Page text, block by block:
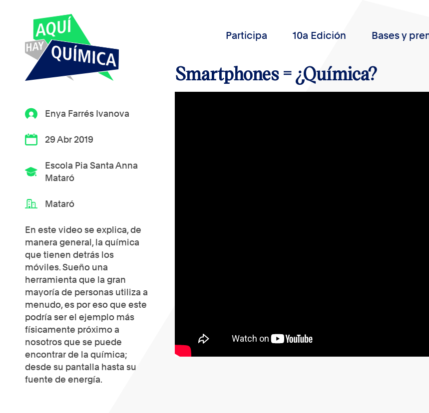
Participa 10a Edición Bases y
Enya Farrés Ivanova
29 Abr 2019
Escola Pia Santa Anna
Mataró
Mataró
En este video se explica, de
manera general, la química
que tienen detrás los
móviles. Sueño una
herramienta que la gran
mayoría de personas utiliza a
menudo, es por eso que este
podría ser el ejemplo más
físicamente próximo a
nosotros que se puede
encontrar de la química;
desde su pantalla hasta su
fuente de energía.
Smartphones = ¿Química?